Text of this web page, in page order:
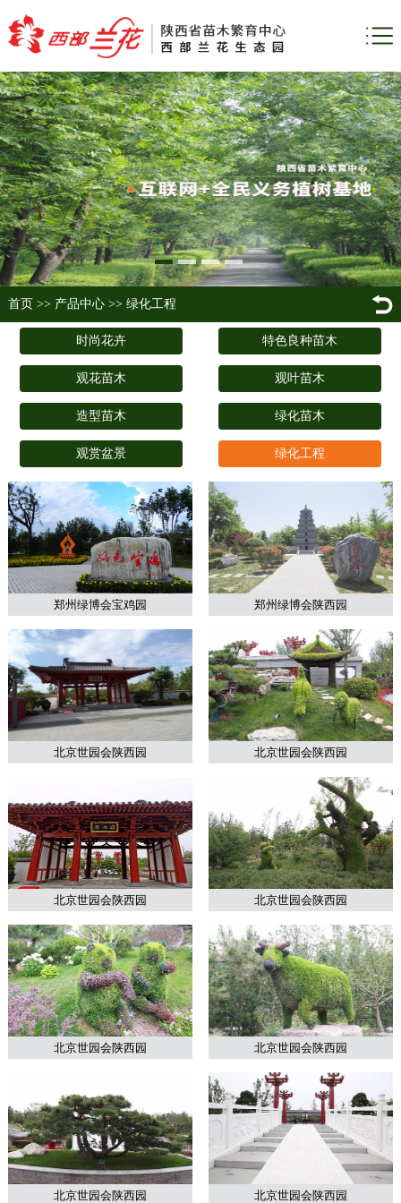
首页 >> 产品中心 >> 绿化工程
时尚花卉 特色良种苗木
观花苗木 观叶苗木
造型苗木 绿化苗木
观赏盆景 绿化工程
郑州绿博会宝鸡园 郑州绿博会陕西园
北京世园会陕西园 北京世园会陕西园
北京世园会陕西园 北京世园会陕西园
北京世园会陕西园 北京世园会陕西园
北京世园会陕西园 北京世园会陕西园